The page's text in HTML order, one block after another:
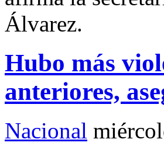
Álvarez.
Hubo más
anteriores,
Nacional